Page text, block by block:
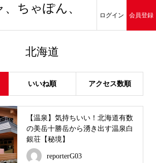
、ちゃぽん、
ログイン 会員登録
北海道
いいね順 アクセス数順
【温泉】気持ちいい！北海道有数
の美岳十勝岳から湧き出す温泉白
銀荘【秘境】
reporterG03